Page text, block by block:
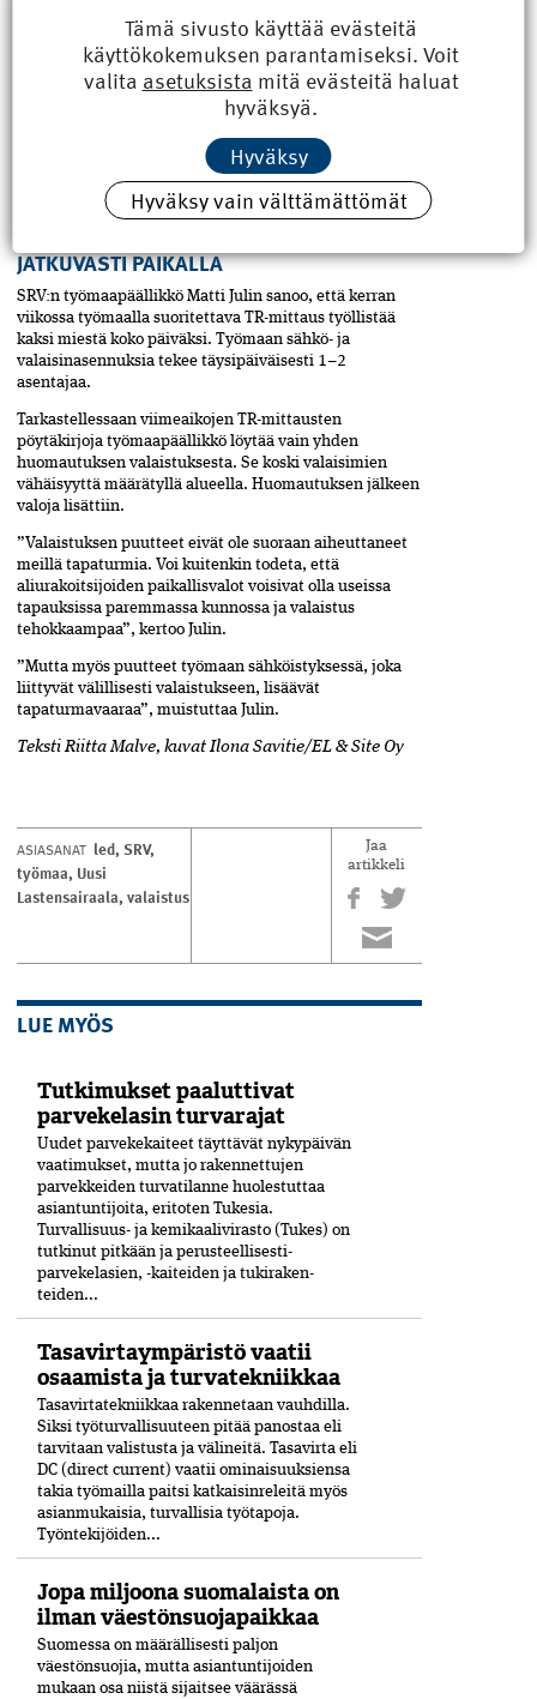
Työskentelytilan, työvälineiden ja materiaalien
hahmottamista helpottaa valaistus, jonka voimakkuus,
tasaisuus ja väri ovat kohdallaan. Yli 45-vuotiaat
tarvitsevat enemmän valoa kuin nuoremmat.
ympäristö, ettei se häikäise esimerkiksi lähikatujen
liikennettä. Varsinaisia raja-arvoja työmaan
valaistuksen määrälle ei kuitenkaan ole.
JATKUVASTI PAIKALLA
SRV:n työmaapäällikkö Matti Julin sanoo, että kerran
viikossa työmaalla suoritettava TR-mittaus työllistää
kaksi miestä koko päiväksi. Työmaan sähkö- ja
valaisinasennuksia tekee täysipäiväisesti 1–2
asentajaa.
Tarkastellessaan viimeaikojen TR-mittausten
pöytäkirjoja työmaapäällikkö löytää vain yhden
huomautuksen valaistuksesta. Se koski valaisimien
vähäisyyttä määrätyllä alueella. Huomautuksen jälkeen
valoja lisättiin.
”Valaistuksen puutteet eivät ole suoraan aiheuttaneet
meillä tapaturmia. Voi kuitenkin todeta, että
aliurakoitsijoiden paikallisvalot voisivat olla useissa
tapauksissa paremmassa kunnossa ja valaistus
tehokkaampaa”, kertoo Julin.
”Mutta myös puutteet työmaan sähköistyksessä, joka
liittyvät välillisesti valaistukseen, lisäävät
tapaturmavaaraa”, muistuttaa Julin.
Teksti Riitta Malve, kuvat Ilona Savitie/EL & Site Oy
ASIASANAT led, SRV,
työmaa, Uusi
Lastensairaala, valaistus
Jaa
artikkeli
LUE MYÖS
Tutkimukset paaluttivat
parvekelasin turvarajat
Uudet parvekekaiteet täyttävät nykypäivän
vaatimukset, mutta jo rakennettujen
parvekkeiden turvatilanne huolestuttaa
asiantuntijoita, eritoten Tukesia.
Turvallisuus- ja kemikaalivirasto (Tukes)­ on
tutkinut pitkään ja perusteellisesti­
parvekelasien, -kaiteiden ja tuki­raken­
teiden...
Tasavirtaympäristö vaatii
osaamista ja turvatekniikkaa
Tasavirtatekniikkaa rakennetaan vauhdilla.
Siksi työturvallisuuteen pitää panostaa eli
tarvitaan valistusta ja välineitä. Tasavirta eli
DC (direct current) vaatii ominaisuuksiensa
takia työmailla paitsi katkaisinreleitä myös
asianmukaisia, turvallisia työtapoja.
Työntekijöiden...
Jopa miljoona suomalaista on
ilman väestönsuojapaikkaa
Suomessa on määrällisesti paljon
väestönsuojia, mutta asiantuntijoiden
mukaan osa niistä sijaitsee väärässä
Tämä sivusto käyttää evästeitä
käyttökokemuksen parantamiseksi. Voit
valita asetuksista mitä evästeitä haluat
hyväksyä.
Hyväksy
Hyväksy vain välttämättömät